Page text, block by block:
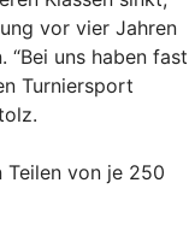
vor vier Jahren
“Bei uns haben fast
Turniersport
Teilen von je 250